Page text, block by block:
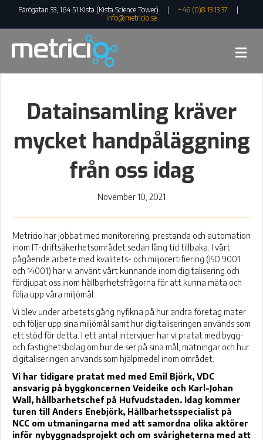
Färögatan 33, 164 51 Kista (Kista Science Tower) | +46 (0)8 13 13 37
info@metricio.se
Datainsamling kräver
mycket handpåläggning
från oss idag
November 10, 2021
Metricio har jobbat med monitorering, prestanda och automation
inom IT-driftsäkerhetsområdet sedan lång tid tillbaka. I vårt
pågående arbete med kvalitets- och miljöcertifiering (ISO 9001
och 14001) har vi använt vårt kunnande inom digitalisering och
fördjupat oss inom hållbarhetsfrågorna för att kunna mäta och
följa upp våra miljömål.
Vi blev under arbetets gång nyfikna på hur andra företag mäter
och följer upp sina miljömål samt hur digitaliseringen används som
ett stöd för detta. I ett antal intervjuer har vi pratat med bygg-
och fastighetsbolag om hur de ser på sina mål, mätningar och hur
digitaliseringen används som hjälpmedel inom området.
Vi har tidigare pratat med med Emil Björk, VDC
ansvarig på byggkoncernen Veideike och Karl-Johan
Wall, hållbarhetschef på Hufvudstaden. Idag kommer
turen till Anders Enebjörk, Hållbarhetsspecialist på
NCC om utmaningarna med att samordna olika aktörer
inför nybyggnadsprojekt och om svårigheterna med att